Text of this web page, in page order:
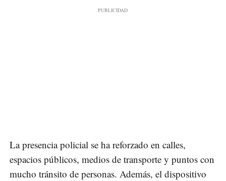
La presencia policial se ha reforzado en calles,
espacios públicos, medios de transporte y puntos con
mucho tránsito de personas. Además, el dispositivo